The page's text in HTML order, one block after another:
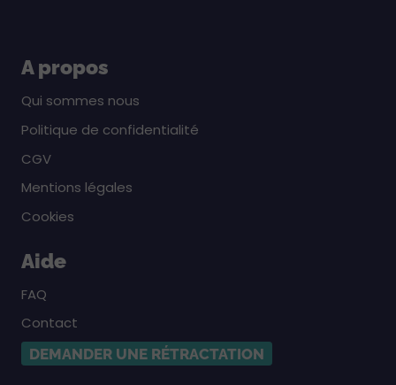
A propos
Qui sommes nous
Politique de confidentialité
CGV
Mentions légales
Cookies
Aide
FAQ
Contact
DEMANDER UNE RÉTRACTATION